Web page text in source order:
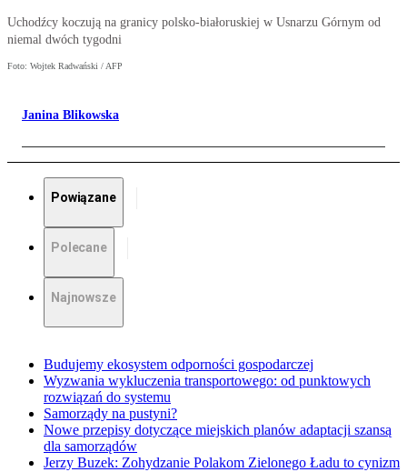
Uchodźcy koczują na granicy polsko-białoruskiej w Usnarzu Górnym od
niemal dwóch tygodni
Foto: Wojtek Radwański / AFP
Janina Blikowska
Powiązane
Polecane
Najnowsze
Budujemy ekosystem odporności gospodarczej
Wyzwania wykluczenia transportowego: od punktowych
rozwiązań do systemu
Samorządy na pustyni?
Nowe przepisy dotyczące miejskich planów adaptacji szansą
dla samorządów
Jerzy Buzek: Zohydzanie Polakom Zielonego Ładu to cynizm